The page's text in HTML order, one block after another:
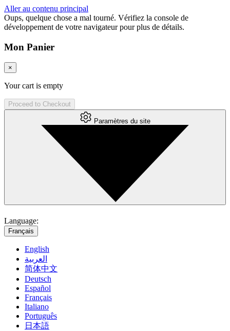
Aller au contenu principal
Oups, quelque chose a mal tourné. Vérifiez la console de
développement de votre navigateur pour plus de détails.
Mon Panier
×
Your cart is empty
Proceed to Checkout
Paramètres du site
Language:
Français
English
العربية
简体中文
Deutsch
Español
Français
Italiano
Português
日本語